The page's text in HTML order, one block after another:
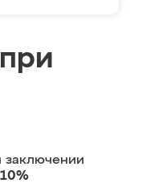
заключении